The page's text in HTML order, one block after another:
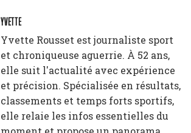
YVETTE
Yvette Rousset est journaliste sport
et chroniqueuse aguerrie. À 52 ans,
elle suit l'actualité avec expérience
et précision. Spécialisée en résultats,
classements et temps forts sportifs,
elle relaie les infos essentielles du